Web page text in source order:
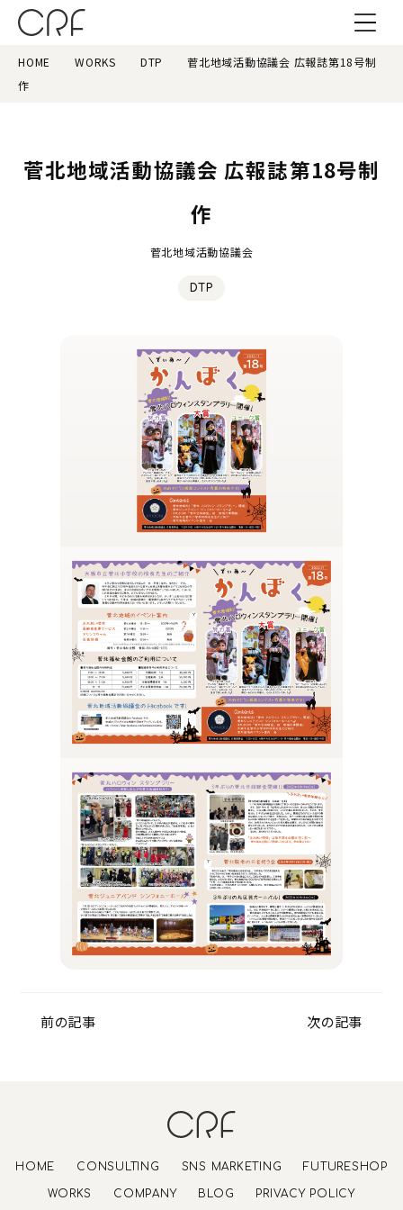
HOME WORKS DTP
菅北地域活動協議会 広報誌第18号制
作
菅北地域活動協議会 広報誌第18号制
作
菅北地域活動協議会
DTP
前の記事 次の記事
HOME CONSULTING SNS MARKETING FUTURESHOP
WORKS COMPANY BLOG PRIVACY POLICY